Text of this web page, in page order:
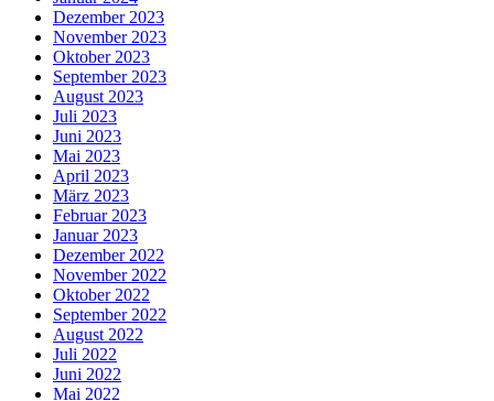
Dezember 2023
November 2023
Oktober 2023
September 2023
August 2023
Juli 2023
Juni 2023
Mai 2023
April 2023
März 2023
Februar 2023
Januar 2023
Dezember 2022
November 2022
Oktober 2022
September 2022
August 2022
Juli 2022
Juni 2022
Mai 2022